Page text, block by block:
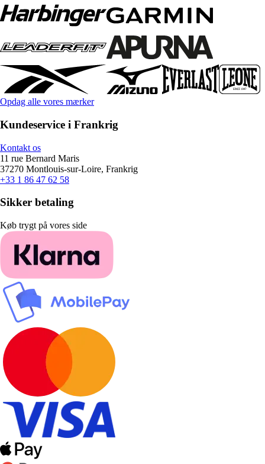
Opdag alle vores mærker
Kundeservice i Frankrig
Kontakt os
11 rue Bernard Maris
37270 Montlouis-sur-Loire, Frankrig
+33 1 86 47 62 58
Sikker betaling
Køb trygt på vores side